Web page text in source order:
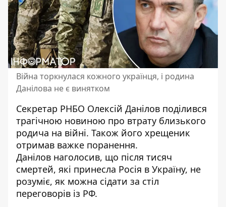
Війна торкнулася кожного українця, і родина
Данілова не є винятком
Секретар РНБО Олексій Данілов поділився
трагічною новиною про втрату близького
родича на війні. Також його хрещеник
отримав важке поранення.
Данілов наголосив, що після тисяч
смертей, які принесла Росія в Україну, не
розуміє, як можна сідати за стіл
переговорів із РФ.